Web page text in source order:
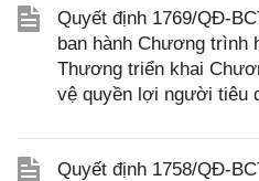
Quyết định 1769/QĐ-
ban hành Chương trình
Thương triển khai
vệ quyền lợi người tiêu
Quyết định 1758/QĐ-